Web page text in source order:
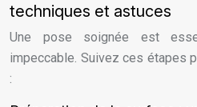
techniques et astuces
Une pose soignée est
impeccable. Suivez ces étapes
: